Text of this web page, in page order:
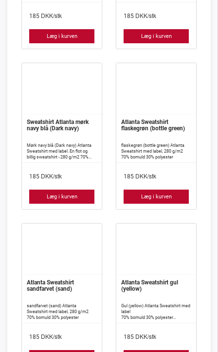
185 DKK/stk
Læg i kurven
185 DKK/stk
Læg i kurven
Sweatshirt Atlanta mørk
navy blå (Dark navy)
Mørk navy blå (Dark navy) Atlanta
Sweatshirt med label. En flot og
billig sweatshirt - 280 g/m2 70%
185 DKK/stk
Læg i kurven
Atlanta Sweatshirt
flaskegrøn (bottle green)
flaskegrøn (bottle green) Atlanta
Sweatshirt med label, 280 g/m2
70% bomuld 30% polyester
185 DKK/stk
Læg i kurven
Atlanta Sweatshirt
sandfarvet (sand)
sandfarvet (sand) Atlanta
Sweatshirt med label, 280 g/m2
70% bomuld 30% polyester
185 DKK/stk
Atlanta Sweatshirt gul
(yellow)
Gul (yellow) Atlanta Sweatshirt med
label
70% bomuld 30% polyester
185 DKK/stk